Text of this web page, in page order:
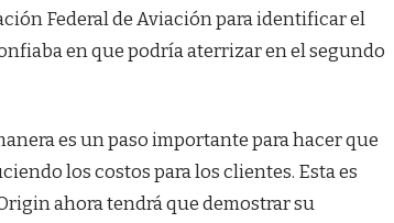
Federal de Aviación para identificar el
en que podría aterrizar en el segundo
es un paso importante para hacer que
los costos para los clientes. Esta es
ahora tendrá que demostrar su